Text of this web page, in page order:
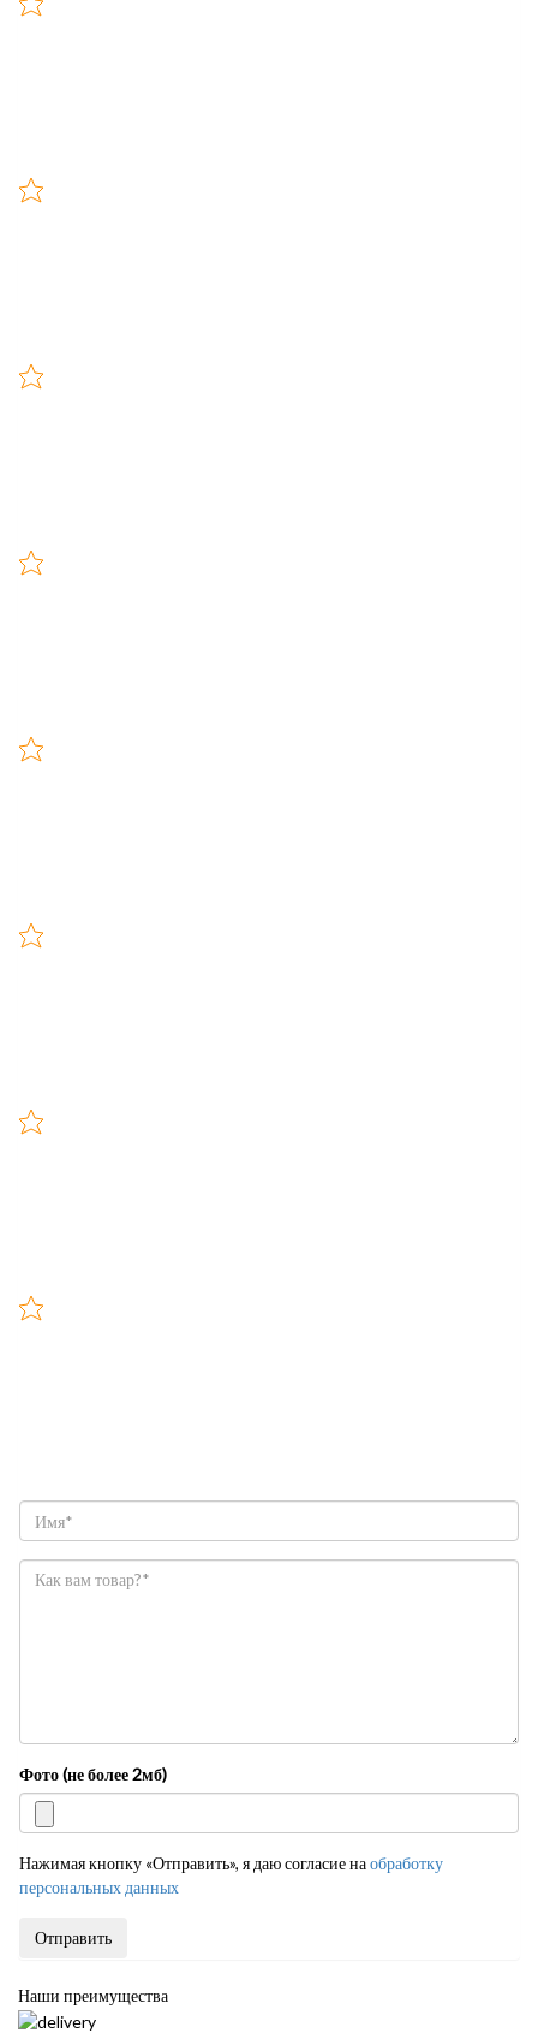
Фото (не более 2мб)
Нажимая кнопку «Отправить», я даю согласие наобработку
персональных данных
Отправить
Наши преимущества